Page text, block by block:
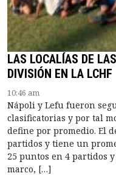
LAS LOCALÍAS DE
DIVISIÓN EN LA LCHF
10:46 am
Nápoli y Lefu fueron
clasificatorias y por tal
define por promedio. El
partidos y tiene un
25 puntos en 4 partidos
marco, […]